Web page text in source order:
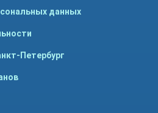
данных
Петербург